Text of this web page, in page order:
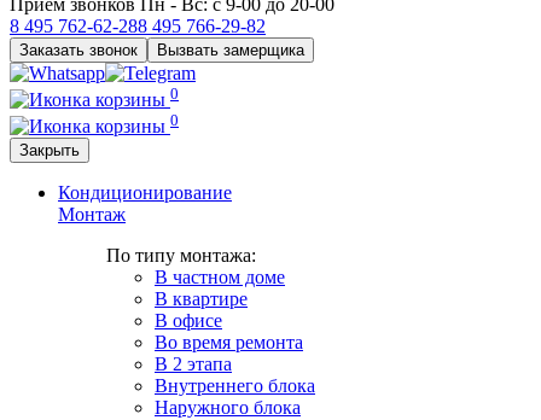
8 495 762-62-288 495 766-29-82
Заказать звонок Вызвать замерщика
0
0
Закрыть
Кондиционирование
Монтаж
По типу монтажа:
В частном доме
В квартире
В офисе
Во время ремонта
В 2 этапа
Внутреннего блока
Наружного блока